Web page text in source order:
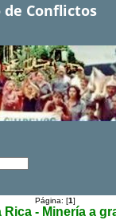
Conflictos
Página: [1]
Rica - Minería a